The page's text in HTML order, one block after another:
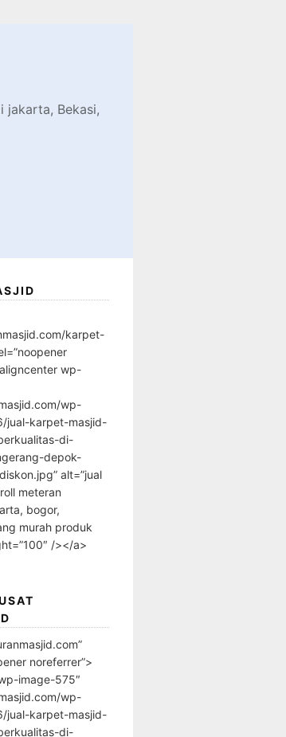
jakarta, Bekasi,
karpet-
wp-
wp-
jual-karpet-masjid-
di-
depok-
alt=”jual
meteran
bogor,
murah produk
/></a>
noreferrer”>
image-575″
wp-
jual-karpet-masjid-
di-